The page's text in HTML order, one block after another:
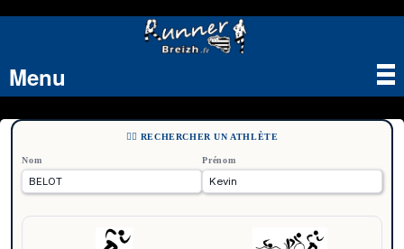
Menu
🏃‍♂️ RECHERCHER UN ATHLÈTE
Nom Prénom